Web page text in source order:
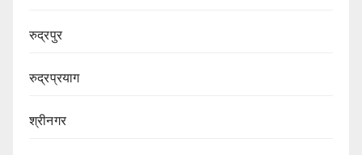
रुद्रपुर
रुद्रप्रयाग
श्रीनगर